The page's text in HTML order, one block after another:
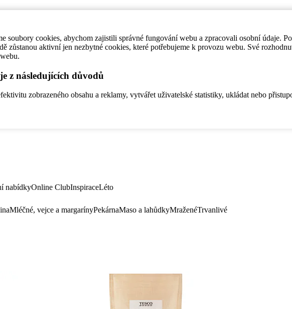
soubory cookies, abychom zajistili správné fungování webu a zpracovali osobní údaje.
zůstanou aktivní jen nezbytné cookies, které potřebujeme k provozu webu. Své
z následujících důvodů
zobrazeného obsahu a reklamy, vytvářet uživatelské statistiky, ukládat nebo
nabídkyOnline ClubInspiraceLéto
Mléčné, vejce a margarínyPekárnaMaso a lahůdkyMraženéTrvanlivé